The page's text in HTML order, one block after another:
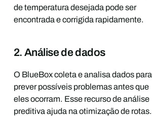
de temperatura desejada pode ser
encontrada e corrigida rapidamente.
2. Análise de dados
O BlueBox coleta e analisa dados para
prever possíveis problemas antes que
eles ocorram. Esse recurso de análise
preditiva ajuda na otimização de rotas.